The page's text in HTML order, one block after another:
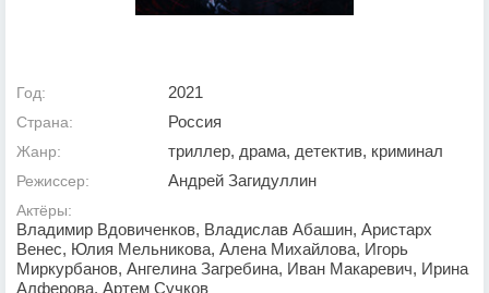
Год: 2021
Страна: Россия
Жанр: триллер, драма, детектив, криминал
Режиссер: Андрей Загидуллин
Актёры:
Владимир Вдовиченков, Владислав Абашин, Аристарх
Венес, Юлия Мельникова, Алена Михайлова, Игорь
Миркурбанов, Ангелина Загребина, Иван Макаревич, Ирина
Алферова, Артем Сучков